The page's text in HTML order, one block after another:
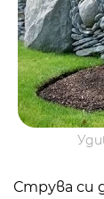
Струва си